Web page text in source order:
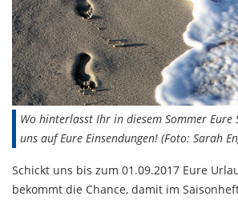
Wo hinterlasst Ihr in diesem Sommer Eure
uns auf Eure Einsendungen! (Foto: Sarah
Schickt uns bis zum 01.09.2017 Eure
bekommt die Chance, damit im